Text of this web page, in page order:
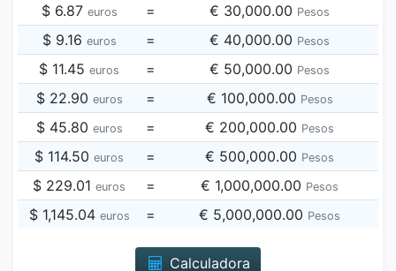
$ 6.87 euros = € 30,000.00 Pesos
$ 9.16 euros = € 40,000.00 Pesos
$ 11.45 euros = € 50,000.00 Pesos
$ 22.90 euros = € 100,000.00 Pesos
$ 45.80 euros = € 200,000.00 Pesos
$ 114.50 euros = € 500,000.00 Pesos
$ 229.01 euros = € 1,000,000.00 Pesos
$ 1,145.04 euros = € 5,000,000.00 Pesos
Calculadora